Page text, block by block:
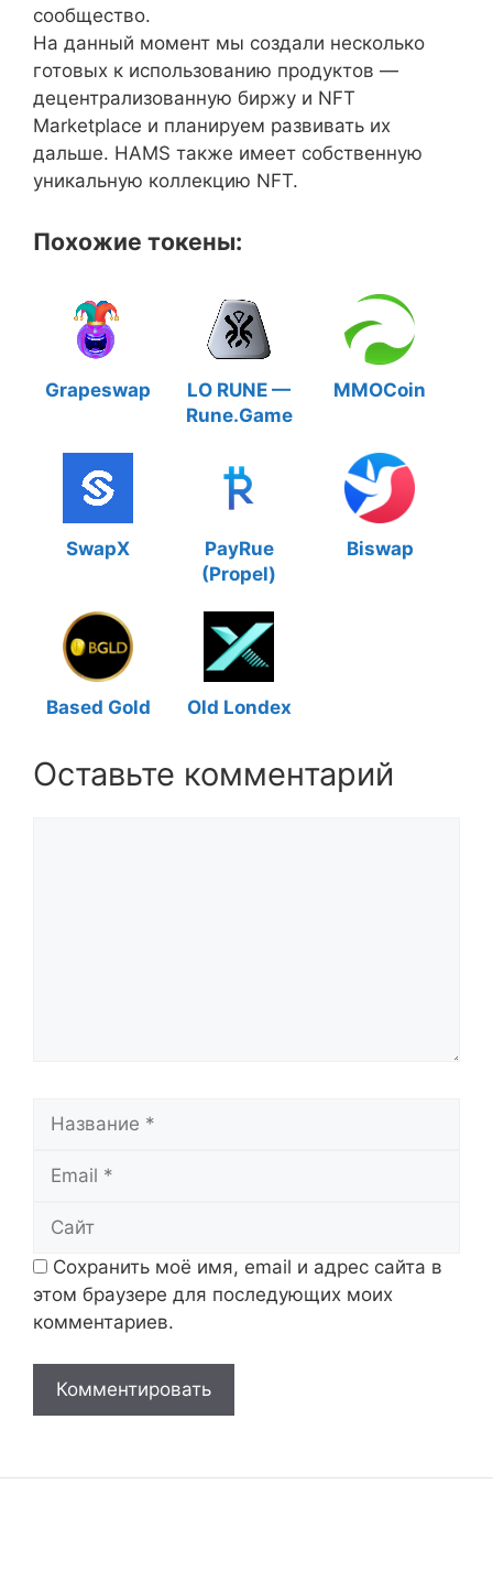
сообщество.
На данный момент мы создали несколько
готовых к использованию продуктов —
децентрализованную биржу и NFT
Marketplace и планируем развивать их
дальше. HAMS также имеет собственную
уникальную коллекцию NFT.
Похожие токены:
Grapeswap
LO RUNE —
Rune.Game
MMOCoin
SwapX
PayRue
(Propel)
Biswap
Based Gold Old Londex
Оставьте комментарий
Сохранить моё имя, email и адрес сайта в
этом браузере для последующих моих
комментариев.